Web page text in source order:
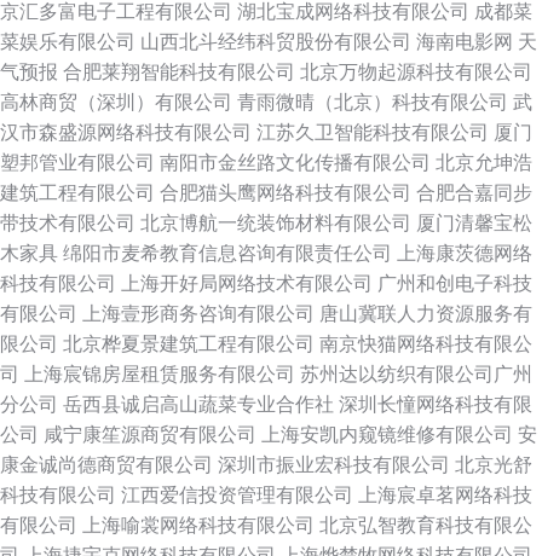
京汇多富电子工程有限公司 湖北宝成网络科技有限公司 成都菜
菜娱乐有限公司 山西北斗经纬科贸股份有限公司 海南电影网 天
气预报 合肥莱翔智能科技有限公司 北京万物起源科技有限公司
高林商贸（深圳）有限公司 青雨微晴（北京）科技有限公司 武
汉市森盛源网络科技有限公司 江苏久卫智能科技有限公司 厦门
塑邦管业有限公司 南阳市金丝路文化传播有限公司 北京允坤浩
建筑工程有限公司 合肥猫头鹰网络科技有限公司 合肥合嘉同步
带技术有限公司 北京博航一统装饰材料有限公司 厦门清馨宝松
木家具 绵阳市麦希教育信息咨询有限责任公司
上海康茨德网络
科技有限公司
上海开好局网络技术有限公司 广州和创电子科技
有限公司
上海壹形商务咨询有限公司 唐山冀联人力资源服务有
限公司 北京桦夏景建筑工程有限公司 南京快猫网络科技有限公
司
上海宸锦房屋租赁服务有限公司 苏州达以纺织有限公司广州
分公司 岳西县诚启高山蔬菜专业合作社 深圳长憧网络科技有限
公司 咸宁康笙源商贸有限公司 上海安凯内窥镜维修有限公司 安
康金诚尚德商贸有限公司 深圳市振业宏科技有限公司 北京光舒
科技有限公司 江西爱信投资管理有限公司
上海宸卓茗网络科技
有限公司
上海喻裳网络科技有限公司 北京弘智教育科技有限公